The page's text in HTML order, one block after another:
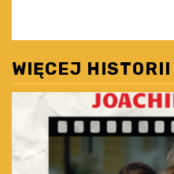
WIĘCEJ HISTORII